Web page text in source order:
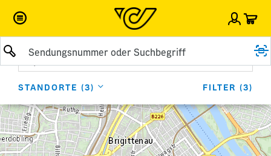
Suche abschicken
Standortsuche durchführen
STANDORTE (3) FILTER (3)